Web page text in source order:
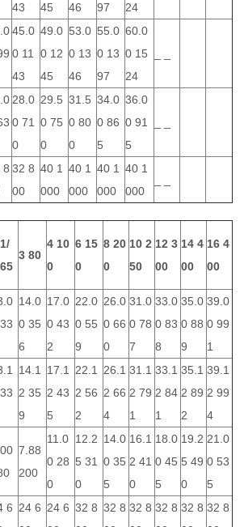
43
45
46
97
24
45.0
0 11
43
49.0
0 12
45
53.0
0 13
46
55.0
0 13
97
60.0
0 15
24
28.0
0 71
0
29.5
0 75
0
31.5
0 80
0
34.0
0 86
5
36.0
0 91
5
8 32 8
00
40 1
000
40 1
000
40 1
000
40 1
000
65
3 80
4 10
0
6 15
0
8 20
0
10 2
50
12 3
00
14 4
00
16 4
00
14.0
0 35
6
17.0
0 43
2
22.0
0 55
9
26.0
0 66
0
31.0
0 78
7
33.0
0 83
8
35.0
0 88
9
39.0
0 99
1
14.1
2 35
9
17.1
2 43
5
22.1
2 56
2
26.1
2 66
4
31.1
2 79
1
33.1
2 84
1
35.1
2 89
2
39.1
2 99
4
7.88
200
11.0
0 28
0
12.2
5 31
0
14.0
0 35
5
16.1
2 41
0
18.0
0 45
5
19.2
5 49
0
21.0
0 53
5
6 24 6 24 6 32 8 32 8 32 8 32 8 32 8 32 8